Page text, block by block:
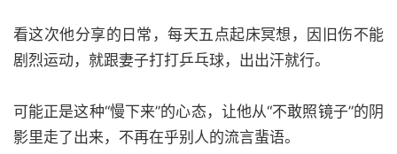
看这次他分享的日常，每天五点起床冥想，因旧伤不能
剧烈运动，就跟妻子打打乒乓球，出出汗就行。
可能正是这种“慢下来”的心态，让他从“不敢照镜子”的阴
影里走了出来，不再在乎别人的流言蜚语。